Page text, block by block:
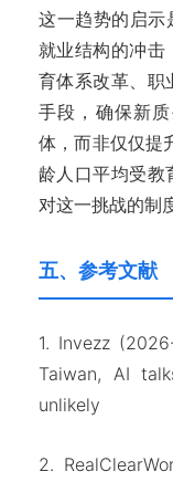
这一趋势的启示
就业结构的冲
育体系改革、职
手段，确保新
体，而非仅仅提
龄人口平均受教
对这一挑战的制
五、参考文献
1. Invezz
Taiwan, AI
unlikely
2.